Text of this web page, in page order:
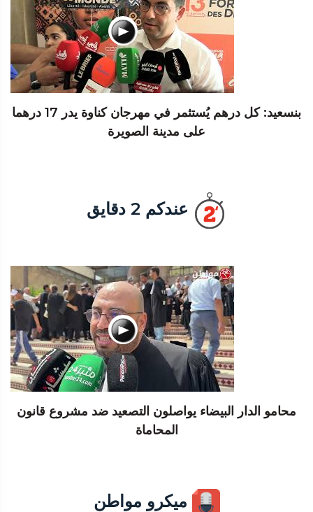
بنسعيد: كل درهم يُستثمر في مهرجان كناوة يدر 17 درهما
على مدينة الصويرة
عندكم 2 دقايق
محامو الدار البيضاء يواصلون التصعيد ضد مشروع قانون
المحاماة
ميكرو مواطن